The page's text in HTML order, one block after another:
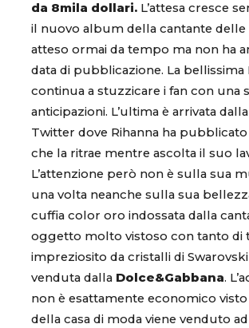
da 8mila dollari. L’attesa cresce
il nuovo album della cantante delle
atteso ormai da tempo ma non ha
data di pubblicazione. La bellissima
continua a stuzzicare i fan con una
anticipazioni. L’ultima è arrivata
Twitter dove Rihanna ha
che la ritrae mentre ascolta il suo
L’attenzione però non è sulla sua
una volta neanche sulla sua
cuffia color oro indossata dalla
oggetto molto vistoso con tanto di
impreziosito da cristalli di
venduta dalla Dolce&Gabbana.
non è esattamente economico
della casa di moda viene venduto